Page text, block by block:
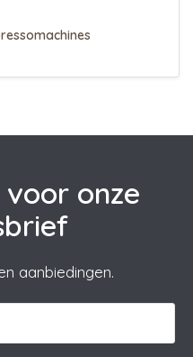
onze
aanbiedingen.